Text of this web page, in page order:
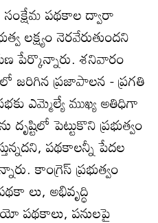
పథకాల ద్వారా
లక్ష్యం నెరవేరుతుందని
పేర్కొన్నారు. శనివారం
జరిగిన ప్రజాపాలన - ప్రగతి
ఎమ్మెల్యే ముఖ్య అతిధిగా
పెట్టుకొని ప్రభుత్వం
పథకాలన్నీ పేదల
కాంగ్రెస్‌ ప్రభుత్వం
లు, అభివృద్ధి
పథకాలు, పనులపై